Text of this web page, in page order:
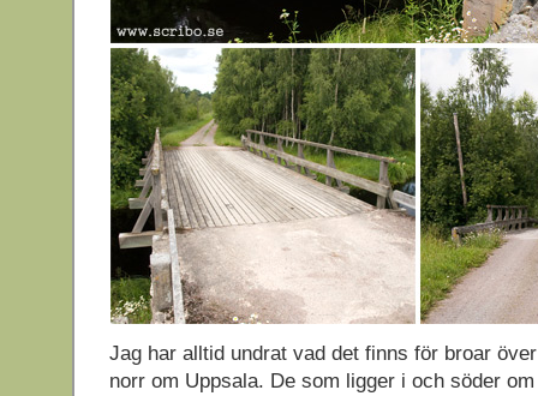
Jag har alltid undrat vad det finns för broar
norr om Uppsala. De som ligger i och söder